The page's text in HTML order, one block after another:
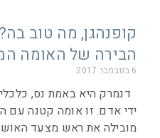
קופנהגן, מה טוב
הבירה של האומה
6 בנובמבר 2017
דנמרק היא באמת נס,
ידי אדם. זו אומה קטנה עם
מובילה את ראש מצעד